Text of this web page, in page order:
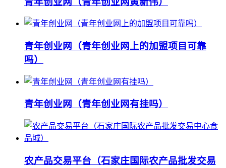
青年创业网（青年创业网上的加盟项目可靠
吗）
青年创业网（青年创业网有挂吗）
农产品交易平台（石家庄国际农产品批发交易